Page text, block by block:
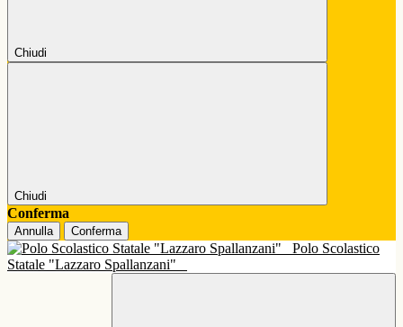
Chiudi
Chiudi
Conferma
Annulla Conferma
Polo Scolastico
Statale "Lazzaro Spallanzani"